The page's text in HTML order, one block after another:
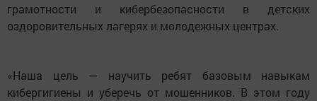
грамотности и кибербезопасности в детских
оздоровительных лагерях и молодежных центрах.
«Наша цель — научить ребят базовым навыкам
кибергигиены и уберечь от мошенников. В этом году